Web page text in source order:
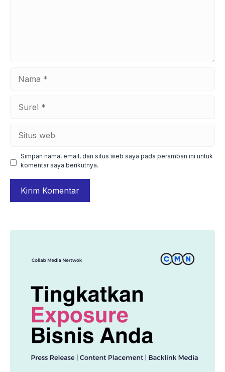
Simpan nama, email, dan situs web saya pada peramban ini untuk
komentar saya berikutnya.